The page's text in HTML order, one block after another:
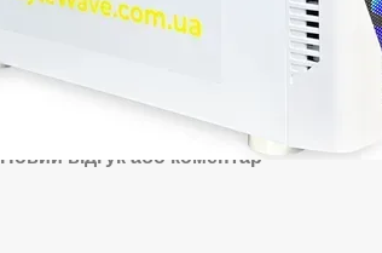
Новий відгук або коментар